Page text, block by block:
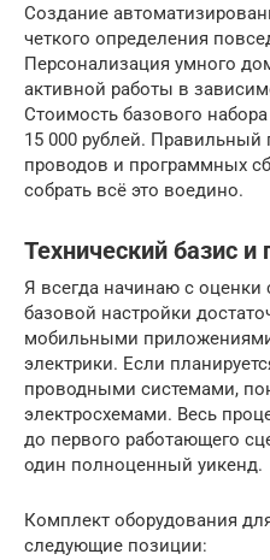
Создание
четкого определения
Персонализация умного
активной работы в
Стоимость базового
15 000 рублей. Правильный
проводов и программных
собрать всё это воедино.
Технический базис и
Я всегда начинаю с
базовой настройки
мобильными
электрики. Если
проводными системами,
электросхемами. Весь
до первого работающего
один полноценный уикенд.
Комплект оборудования
следующие позиции: